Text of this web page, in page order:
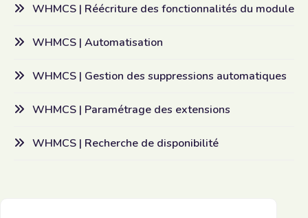
WHMCS | Réécriture des fonctionnalités du module
WHMCS | Automatisation
WHMCS | Gestion des suppressions automatiques
WHMCS | Paramétrage des extensions
WHMCS | Recherche de disponibilité